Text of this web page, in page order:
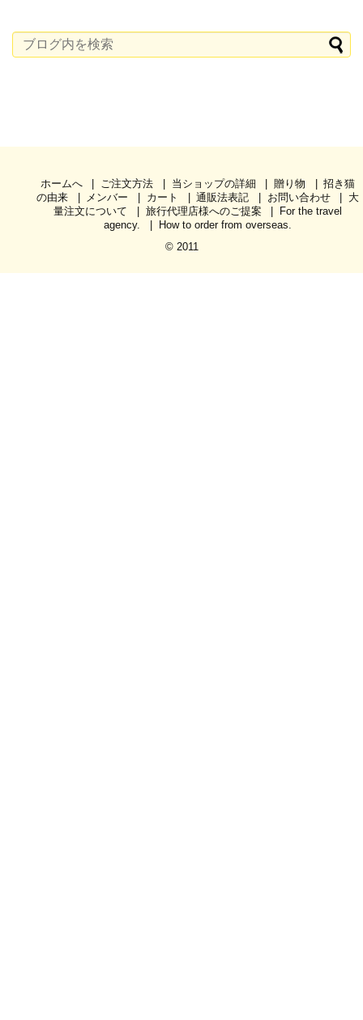
ホームへ ご注文方法 当ショップの詳細 贈り物
招き猫
の由来
メンバー カート 通販法表記 お問い合わせ
大
量注文について
旅行代理店様へのご提案
For the travel
agency.
How to order from overseas.
© 2011